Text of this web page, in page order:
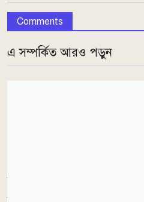
Comments
এ সম্পর্কিত আরও পড়ুন